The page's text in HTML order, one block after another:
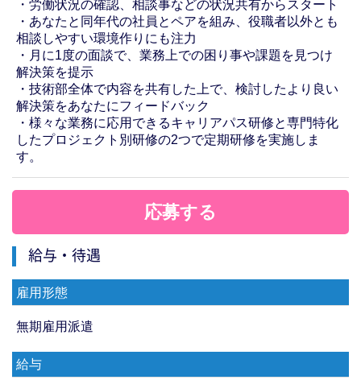
・労働状況の確認、相談事などの状況共有からスタート
・あなたと同年代の社員とペアを組み、役職者以外とも
相談しやすい環境作りにも注力
・月に1度の面談で、業務上での困り事や課題を見つけ
解決策を提示
・技術部全体で内容を共有した上で、検討したより良い
解決策をあなたにフィードバック
・様々な業務に応用できるキャリアパス研修と専門特化
したプロジェクト別研修の2つで定期研修を実施しま
す。
応募する
給与・待遇
雇用形態
無期雇用派遣
給与